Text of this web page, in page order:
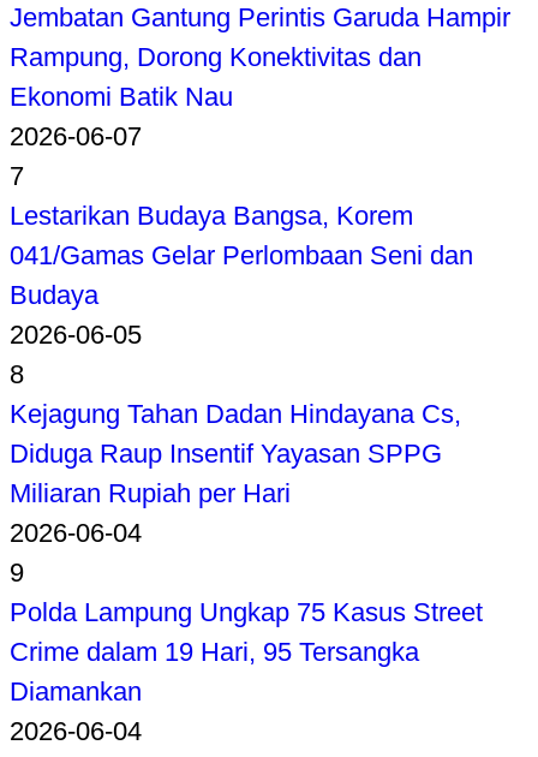
Jembatan Gantung Perintis Garuda Hampir
Rampung, Dorong Konektivitas dan
Ekonomi Batik Nau
2026-06-07
7
Lestarikan Budaya Bangsa, Korem
041/Gamas Gelar Perlombaan Seni dan
Budaya
2026-06-05
8
Kejagung Tahan Dadan Hindayana Cs,
Diduga Raup Insentif Yayasan SPPG
Miliaran Rupiah per Hari
2026-06-04
9
Polda Lampung Ungkap 75 Kasus Street
Crime dalam 19 Hari, 95 Tersangka
Diamankan
2026-06-04